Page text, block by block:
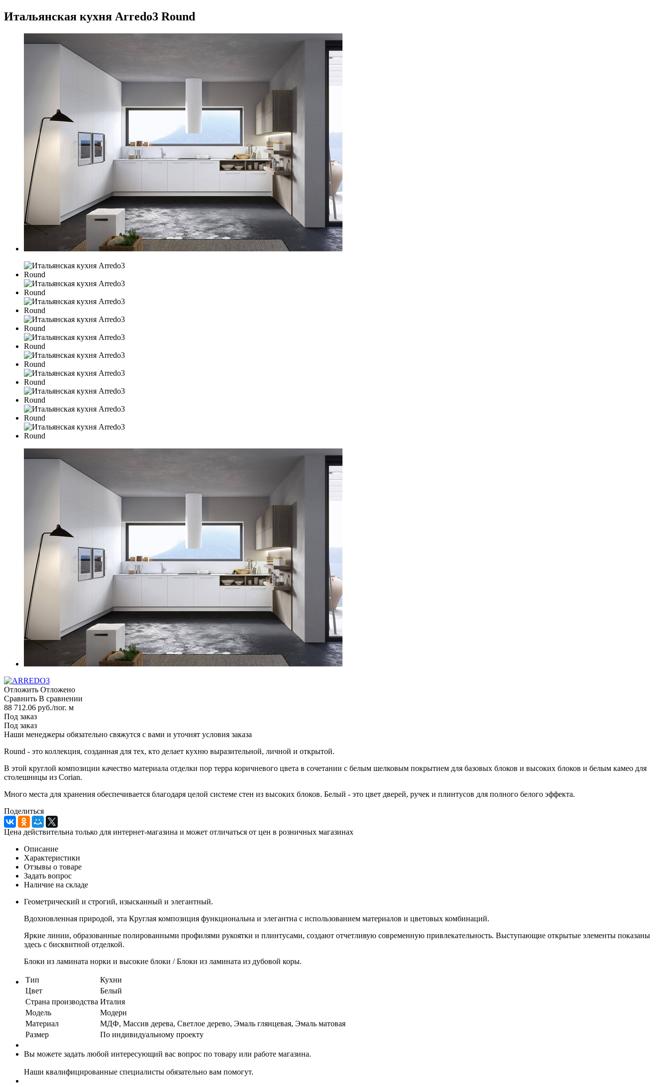
Итальянская кухня Arredo3 Round
Отложить Отложено
Сравнить В сравнении
88 712.06 руб./пог. м
Под заказ
Под заказ
Наши менеджеры обязательно свяжутся с вами и уточнят условия заказа
Round - это коллекция, созданная для тех, кто делает кухню выразительной, личной и открытой.
В этой круглой композиции качество материала отделки пор терра коричневого цвета в сочетании с белым шелковым покрытием для базовых блоков и высоких блоков и белым камео для
столешницы из Corian.
Много места для хранения обеспечивается благодаря целой системе стен из высоких блоков. Белый - это цвет дверей, ручек и плинтусов для полного белого эффекта.
Поделиться
Цена действительна только для интернет-магазина и может отличаться от цен в розничных магазинах
Описание
Характеристики
Отзывы о товаре
Задать вопрос
Наличие на складе
Геометрический и строгий, изысканный и элегантный.
Вдохновленная природой, эта Круглая композиция функциональна и элегантна с использованием материалов и цветовых комбинаций.
Яркие линии, образованные полированными профилями рукоятки и плинтусами, создают отчетливую современную привлекательность. Выступающие открытые элементы показаны
здесь с бисквитной отделкой.
Блоки из ламината норки и высокие блоки / Блоки из ламината из дубовой коры.
Тип
Кухни
Цвет
Белый
Страна производства Италия
Модель
Модерн
Материал
МДФ, Массив дерева, Светлое дерево, Эмаль глянцевая, Эмаль матовая
Размер
По индивидуальному проекту
Вы можете задать любой интересующий вас вопрос по товару или работе магазина.
Наши квалифицированные специалисты обязательно вам помогут.